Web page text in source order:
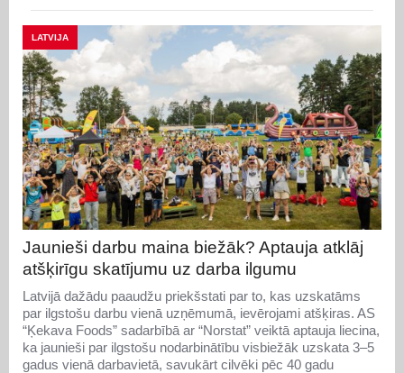
LATVIJA
Jaunieši darbu maina biežāk? Aptauja atklāj
atšķirīgu skatījumu uz darba ilgumu
Latvijā dažādu paaudžu priekšstati par to, kas uzskatāms
par ilgstošu darbu vienā uzņēmumā, ievērojami atšķiras. AS
“Ķekava Foods” sadarbībā ar “Norstat” veiktā aptauja liecina,
ka jaunieši par ilgstošu nodarbinātību visbiežāk uzskata 3–5
gadus vienā darbavietā, savukārt cilvēki pēc 40 gadu